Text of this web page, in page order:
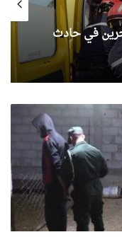
شخص وإصابة 7 آخرين في حادث